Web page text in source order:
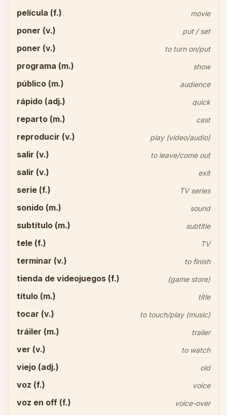
película (f.) movie
poner (v.) put / set
poner (v.) to turn on/put
programa (m.) show
público (m.) audience
rápido (adj.) quick
reparto (m.) cast
reproducir (v.) play (video/audio)
salir (v.) to leave/come out
salir (v.) exit
serie (f.) TV series
sonido (m.) sound
subtítulo (m.) subtitle
tele (f.) TV
terminar (v.) to finish
tienda de videojuegos (f.) (game store)
título (m.) title
tocar (v.) to touch/play (music)
tráiler (m.) trailer
ver (v.) to watch
viejo (adj.) old
voz (f.) voice
voz en off (f.) voice-over